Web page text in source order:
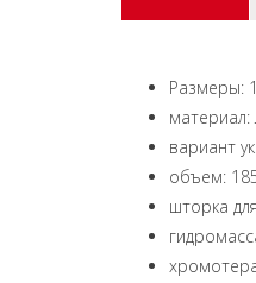
Размеры:
вариант
объем:
шторка